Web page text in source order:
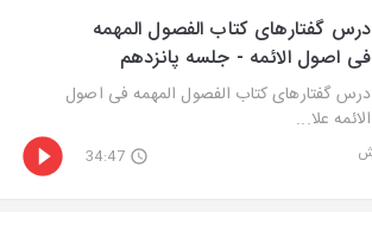
درس گفتارهای کتاب الفصول المهمه
فی اصول الائمه - جلسه پانزدهم
درس گفتارهای کتاب الفصول المهمه فی اصول
الائمه علا...
34:47